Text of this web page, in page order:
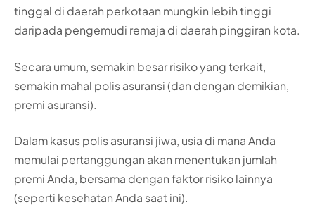
tinggal di daerah perkotaan mungkin lebih tinggi
daripada pengemudi remaja di daerah pinggiran kota.
Secara umum, semakin besar risiko yang terkait,
semakin mahal polis asuransi (dan dengan demikian,
premi asuransi).
Dalam kasus polis asuransi jiwa, usia di mana Anda
memulai pertanggungan akan menentukan jumlah
premi Anda, bersama dengan faktor risiko lainnya
(seperti kesehatan Anda saat ini).